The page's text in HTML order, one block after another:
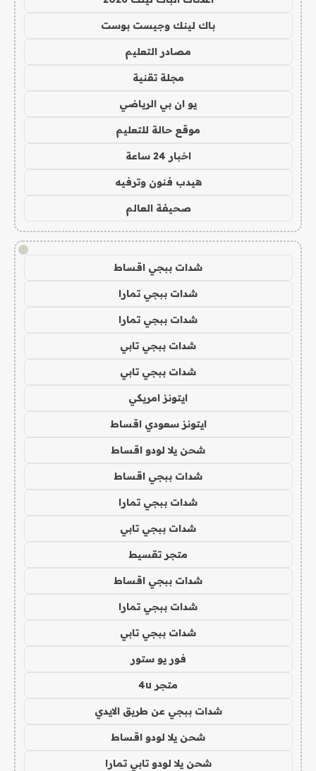
باك لينك وجيست بوست
مصادر التعليم
مجلة تقنية
يو ان بي الرياضي
موقع حالة للتعليم
اخبار 24 ساعة
هيدب فنون وترفيه
صحيفة العالم
!
شدات ببجي اقساط
شدات ببجي تمارا
شدات ببجي تمارا
شدات ببجي تابي
شدات ببجي تابي
ايتونز امريكي
ايتونز سعودي اقساط
شحن يلا لودو اقساط
شدات ببجي اقساط
شدات ببجي تمارا
شدات ببجي تابي
متجر تقسيط
شدات ببجي اقساط
شدات ببجي تمارا
شدات ببجي تابي
فور يو ستور
متجر 4u
شدات ببجي عن طريق الايدي
شحن يلا لودو اقساط
شحن يلا لودو تابي تمارا